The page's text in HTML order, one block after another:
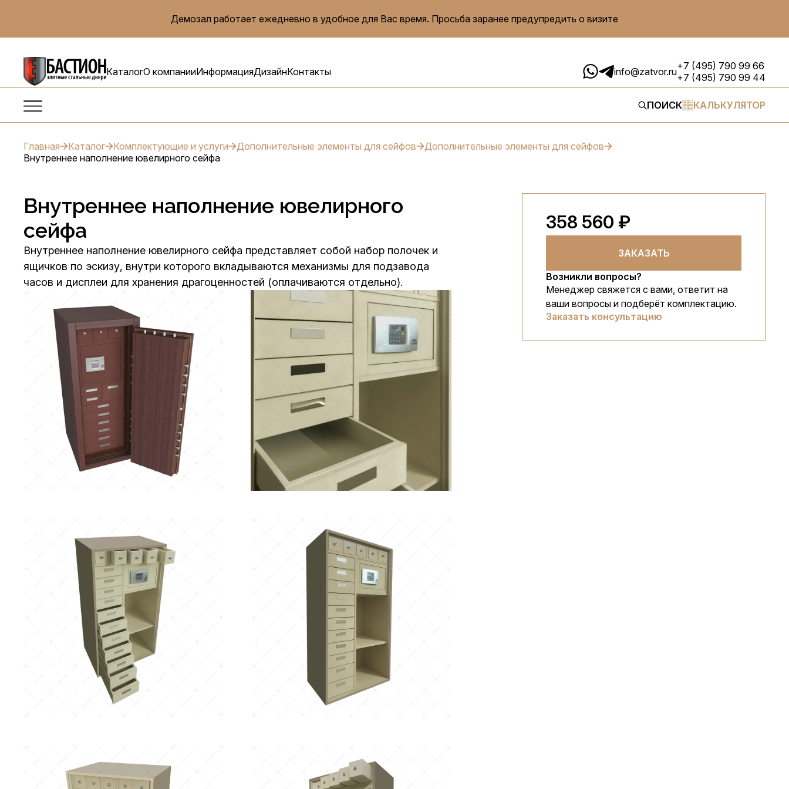
Демозал работает ежедневно в удобное для Вас время. Просьба заранее предупредить о визите
КаталогО компанииИнформацияДизайнКонтакты info@zatvor.ru+7 (495) 790 99 66
+7 (495) 790 99 44
ПОИСК КАЛЬКУЛЯТОР
Главная Каталог Комплектующие и услуги Дополнительные элементы для сейфов
Дополнительные элементы для сейфов
Внутреннее наполнение ювелирного сейфа
Внутреннее наполнение ювелирного
сейфа
Внутреннее наполнение ювелирного сейфа представляет собой набор полочек и
ящичков по эскизу, внутри которого вкладываются механизмы для подзавода
часов и дисплеи для хранения драгоценностей (оплачиваются отдельно).
358 560 ₽
ЗАКАЗАТЬ
Возникли вопросы?
Менеджер свяжется с вами, ответит на
ваши вопросы и подберёт комплектацию.
Заказать консультацию